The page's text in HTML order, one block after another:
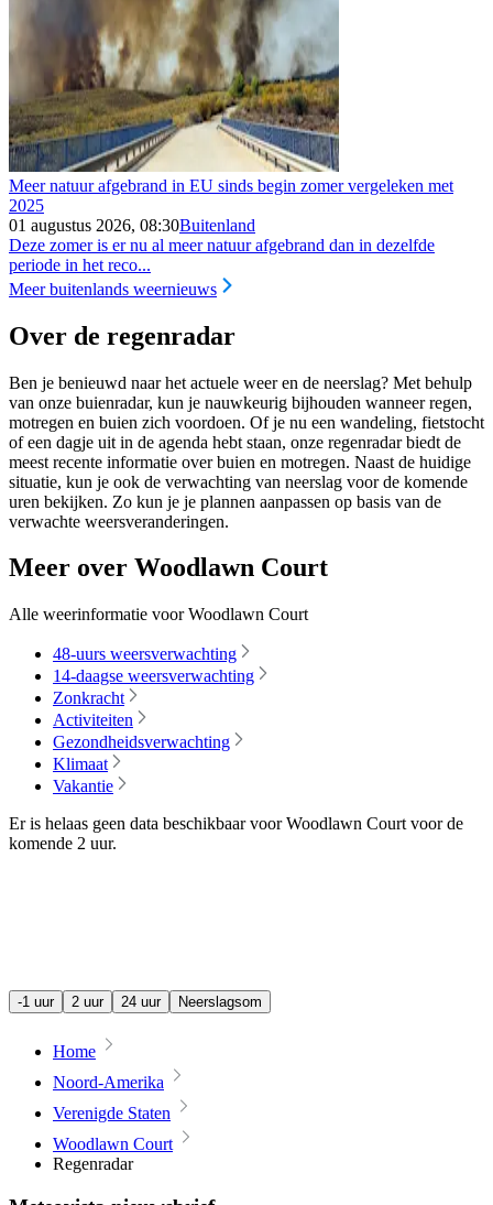
Meer natuur afgebrand in EU sinds begin zomer vergeleken met
2025
01 augustus 2026, 08:30Buitenland
Deze zomer is er nu al meer natuur afgebrand dan in dezelfde
periode in het reco...
Meer buitenlands weernieuws
Over de regenradar
Ben je benieuwd naar het actuele weer en de neerslag? Met behulp
van onze buienradar, kun je nauwkeurig bijhouden wanneer regen,
motregen en buien zich voordoen. Of je nu een wandeling, fietstocht
of een dagje uit in de agenda hebt staan, onze regenradar biedt de
meest recente informatie over buien en motregen. Naast de huidige
situatie, kun je ook de verwachting van neerslag voor de komende
uren bekijken. Zo kun je je plannen aanpassen op basis van de
verwachte weersveranderingen.
Meer over Woodlawn Court
Alle weerinformatie voor Woodlawn Court
48-uurs weersverwachting
14-daagse weersverwachting
Zonkracht
Activiteiten
Gezondheidsverwachting
Klimaat
Vakantie
Er is helaas geen data beschikbaar voor Woodlawn Court voor de
komende 2 uur.
-1 uur 2 uur 24 uur Neerslagsom
Home
Noord-Amerika
Verenigde Staten
Woodlawn Court
Regenradar